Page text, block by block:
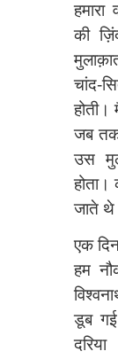
की
चांद-
जब तक
उस
जाते
एक
हम
डूब